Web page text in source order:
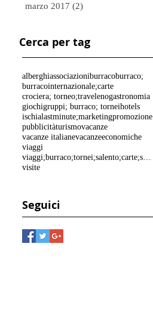
marzo 2017 (2)
Cerca per tag
alberghiassociazioniburracoburraco;
burracointernazionale;carte
crociera; torneo;travelenogastronomia
giochigruppi; burraco; torneihotels
ischialastminute;marketingpromozione
pubblicitàturismovacanze
vacanze italianevacanzeeconomiche
viaggi
visite
Seguici